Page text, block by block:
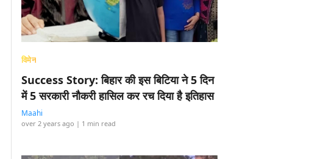
विमेन
Success Story: बिहार की इस बिटिया ने 5 दिन
में 5 सरकारी नौकरी हासिल कर रच दिया है इतिहास
Maahi
over 2 years ago | 1 min read